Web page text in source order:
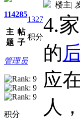
114
主
题
285
帖
子
1327
积分
管理员
积分
楼主|
4.
的
应
人